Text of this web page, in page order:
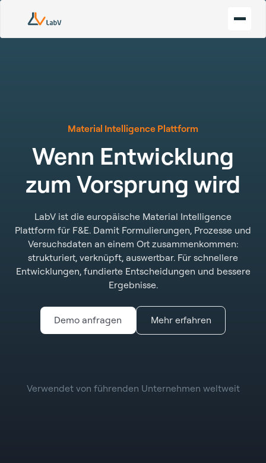
Material Intelligence Plattform
Wenn Entwicklung
zum Vorsprung wird
LabV ist die europäische Material Intelligence
Plattform für F&E. Damit Formulierungen, Prozesse und
Versuchsdaten an einem Ort zusammenkommen:
strukturiert, verknüpft, auswertbar. Für schnellere
Entwicklungen, fundierte Entscheidungen und bessere
Ergebnisse.
Demo anfragen Mehr erfahren
Verwendet von führenden Unternehmen weltweit